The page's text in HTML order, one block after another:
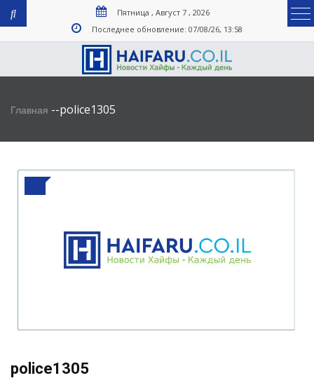
Пятница , Август 7 , 2026
Последнее обновление: 07/08/26, 13:58
Главная --police1305
police1305